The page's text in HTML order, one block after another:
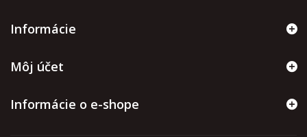
Informácie
Môj účet
Informácie o e-shope